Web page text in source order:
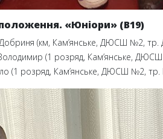
«Юніори» (B19)
(км, Кам’янське, ДЮСШ №2, тр.
(1 розряд, Кам’янське, ДЮСШ
(1 розряд, Кам’янське, ДЮСШ №2, тр.